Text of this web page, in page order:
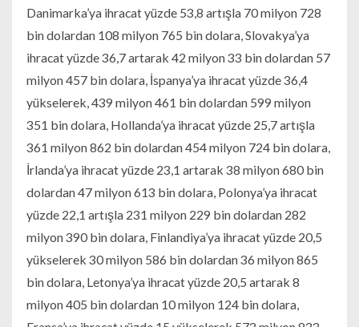
Danimarka’ya ihracat yüzde 53,8 artışla 70 milyon 728
bin dolardan 108 milyon 765 bin dolara, Slovakya’ya
ihracat yüzde 36,7 artarak 42 milyon 33 bin dolardan 57
milyon 457 bin dolara, İspanya’ya ihracat yüzde 36,4
yükselerek, 439 milyon 461 bin dolardan 599 milyon
351 bin dolara, Hollanda’ya ihracat yüzde 25,7 artışla
361 milyon 862 bin dolardan 454 milyon 724 bin dolara,
İrlanda’ya ihracat yüzde 23,1 artarak 38 milyon 680 bin
dolardan 47 milyon 613 bin dolara, Polonya’ya ihracat
yüzde 22,1 artışla 231 milyon 229 bin dolardan 282
milyon 390 bin dolara, Finlandiya’ya ihracat yüzde 20,5
yükselerek 30 milyon 586 bin dolardan 36 milyon 865
bin dolara, Letonya’ya ihracat yüzde 20,5 artarak 8
milyon 405 bin dolardan 10 milyon 124 bin dolara,